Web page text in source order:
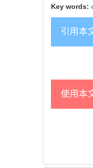
Key words:
引用本
使用本